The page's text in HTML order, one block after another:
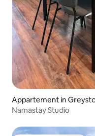
Appartement in
Namastay Studio